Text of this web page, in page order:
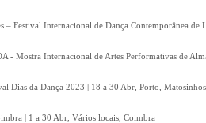
– Festival Internacional de Dança Contemporânea
- Mostra Internacional de Artes Performativas de
Dias da Dança 2023 | 18 a 30 Abr, Porto,
| 1 a 30 Abr, Vários locais, Coimbra